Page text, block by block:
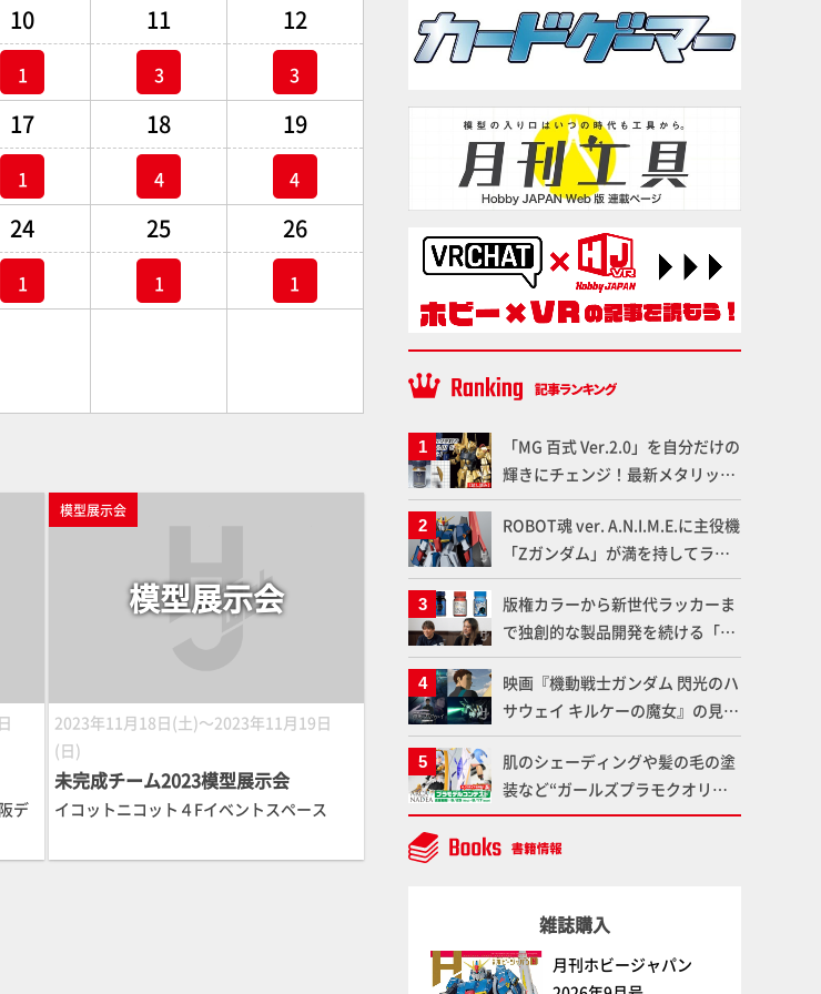
10
1
11
3
12
3
17
1
18
4
19
4
24
1
25
1
26
1
デ
模型展示会
模型展示会
2023年11月18日(土)～2023年11月19日
(日)
未完成チーム2023模型展示会
イコットニコット４Fイベントスペース
「MG 百式 Ver.2.0」を自分だけの
輝きにチェンジ！最新メタリック
塗料を使ってより金属感を増した
仕上がりに!!【試し読み】
ROBOT魂 ver. A.N.I.M.E.に主役機
「Zガンダム」が満を持してライ
ンナップ！ウェイブライダーへの
変形、劇中どおりのプロポーショ
ンを再現【機動戦士Zガンダム】
版権カラーから新世代ラッカーま
で独創的な製品開発を続ける「ガ
イアノーツ」に塗料開発の裏側と
ラッカー塗料の未来についてイン
タビュー！
映画『機動戦士ガンダム 閃光のハ
サウェイ キルケーの魔女』の見放
題配信が8月31日（月）よりスタ
ート！Prime Videoで国内独占配
信
肌のシェーディングや髪の毛の塗
装など“ガールズプラモクオリテ
ィアップ術”で仕上げる！カスタ
ム作例「白騎士ソフィエラ」が完
11:59まで応募受付中】
雑誌購入
月刊ホビージャパン